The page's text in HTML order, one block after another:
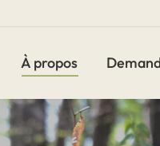
À propos